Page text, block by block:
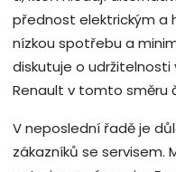
přednost elektrickým a
nízkou spotřebu a
diskutuje o udržitelnosti
Renault v tomto směru
V neposlední řadě je
zákazníků se servisem.